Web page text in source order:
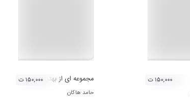
۱۵۰,۰۰۰ ت مجموعه ای از بهترین آثار حامد هاکان
حامد هاکان
۱۵۰,۰۰۰ ت